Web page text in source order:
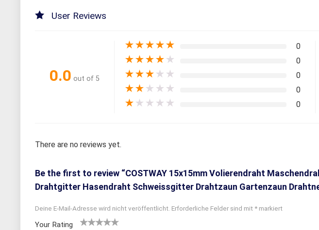
User Reviews
0.0 out of 5
★★★★★ 0
★★★★ ★ 0
★★★ ★ ★ 0
★★ ★ ★ ★ 0
★ ★ ★ ★ ★ 0
There are no reviews yet.
Be the first to review “COSTWAY 15x15mm Volierendraht
Drahtgitter Hasendraht Schweissgitter Drahtzaun Gartenzaun
Deine E-Mail-Adresse wird nicht veröffentlicht. Erforderliche Felder sind mit * markiert
Your Rating